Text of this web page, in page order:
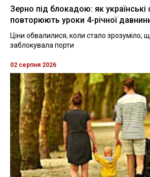
Зерно під блокадою: як
повторюють уроки 4-річної
Ціни обвалилися, коли стало зрозуміло,
заблокувала порти
02 серпня 2026